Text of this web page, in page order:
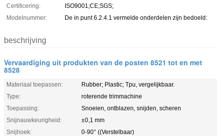
Certificering:
ISO9001;CE;SGS;
Modelnummer:
De in punt 6.2.4.1 vermelde onderdelen zijn bedoeld:
beschrijving
Vervaardiging uit produkten van de posten 8521 tot en met
8528
Materiaal toepassen:
Rubber; Plastic; Tpu, vergelijkbaar.
Type:
roterende trimmachine
Toepassing:
Snoeien, ontblazen, snijden, scheren
Snijnauwkeurigheid:
±0,1 mm
Snijhoek:
0-90° ((Verstelbaar)